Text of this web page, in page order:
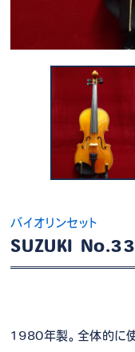
バイオリンセット
SUZUKI
1980年製。全体的に